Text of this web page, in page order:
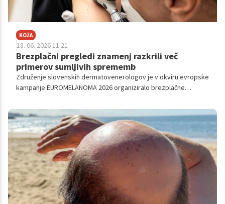
KOŽA
18. 06. 2026 11.21
Brezplačni pregledi znamenj razkrili več
primerov sumljivih sprememb
Združenje slovenskih dermatovenerologov je v okviru evropske
kampanje EUROMELANOMA 2026 organiziralo brezplačne
zgodnjemu odkrivanju kožnega raka.